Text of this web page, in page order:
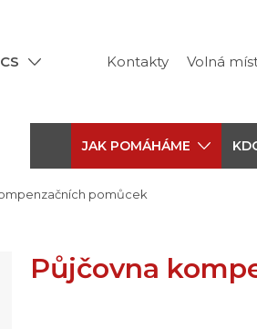
CS Kontakty Volná
JAK POMÁHÁME
pomůcek
Půjčovna